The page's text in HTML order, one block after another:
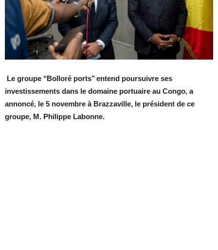
Le groupe ‘‘Bolloré ports’’ entend poursuivre ses
investissements dans le domaine portuaire au Congo, a
annoncé, le 5 novembre à Brazzaville, le président de ce
groupe, M. Philippe Labonne.